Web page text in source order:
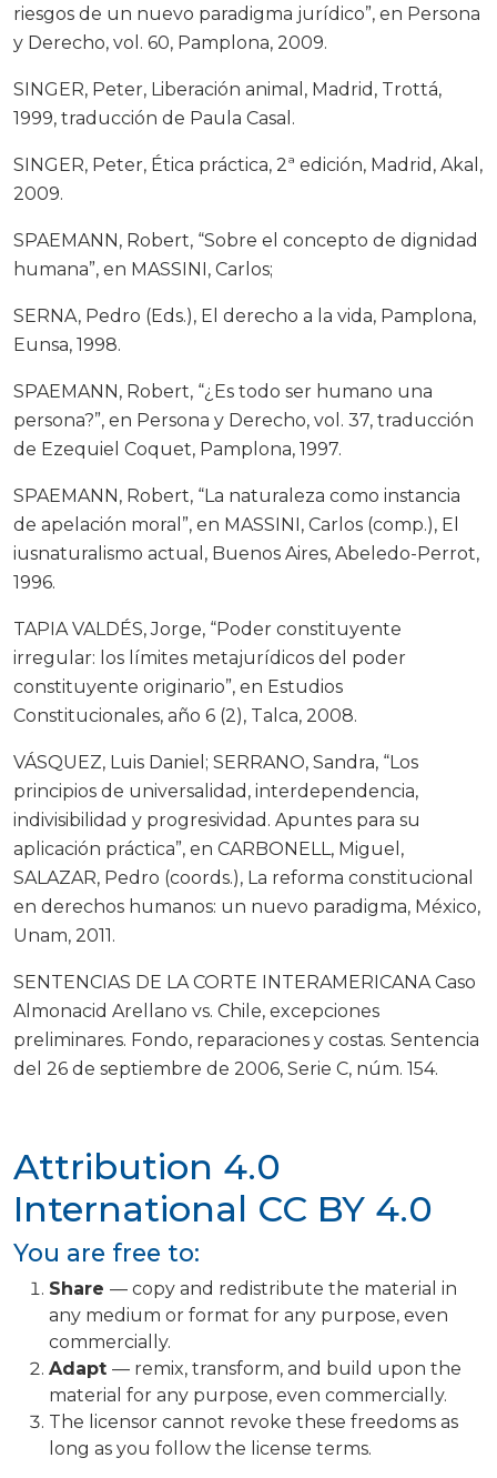
Attribution 4.0
International CC BY 4.0
You are free to:
Share — copy and redistribute the material in
any medium or format for any purpose, even
commercially.
Adapt — remix, transform, and build upon the
material for any purpose, even commercially.
The licensor cannot revoke these freedoms as
long as you follow the license terms.
riesgos de un nuevo paradigma jurídico”, en Persona
y Derecho, vol. 60, Pamplona, 2009.
SINGER, Peter, Liberación animal, Madrid, Trottá,
1999, traducción de Paula Casal.
SINGER, Peter, Ética práctica, 2ª edición, Madrid, Akal,
2009.
SPAEMANN, Robert, “Sobre el concepto de dignidad
humana”, en MASSINI, Carlos;
SERNA, Pedro (Eds.), El derecho a la vida, Pamplona,
Eunsa, 1998.
SPAEMANN, Robert, “¿Es todo ser humano una
persona?”, en Persona y Derecho, vol. 37, traducción
de Ezequiel Coquet, Pamplona, 1997.
SPAEMANN, Robert, “La naturaleza como instancia
de apelación moral”, en MASSINI, Carlos (comp.), El
iusnaturalismo actual, Buenos Aires, Abeledo-Perrot,
1996.
TAPIA VALDÉS, Jorge, “Poder constituyente
irregular: los límites metajurídicos del poder
constituyente originario”, en Estudios
Constitucionales, año 6 (2), Talca, 2008.
VÁSQUEZ, Luis Daniel; SERRANO, Sandra, “Los
principios de universalidad, interdependencia,
indivisibilidad y progresividad. Apuntes para su
aplicación práctica”, en CARBONELL, Miguel,
SALAZAR, Pedro (coords.), La reforma constitucional
en derechos humanos: un nuevo paradigma, México,
Unam, 2011.
SENTENCIAS DE LA CORTE INTERAMERICANA Caso
Almonacid Arellano vs. Chile, excepciones
preliminares. Fondo, reparaciones y costas. Sentencia
del 26 de septiembre de 2006, Serie C, núm. 154.